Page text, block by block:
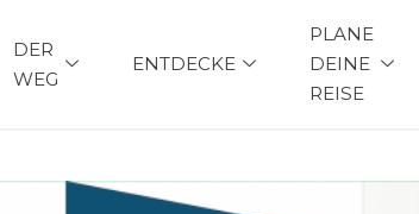
DER
WEG
ENTDECKE
PLANE
DEINE
REISE